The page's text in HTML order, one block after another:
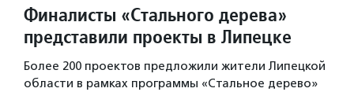
Финалисты «Стального дерева»
представили проекты в Липецке
Более 200 проектов предложили жители Липецкой
области в рамках программы «Стальное дерево»